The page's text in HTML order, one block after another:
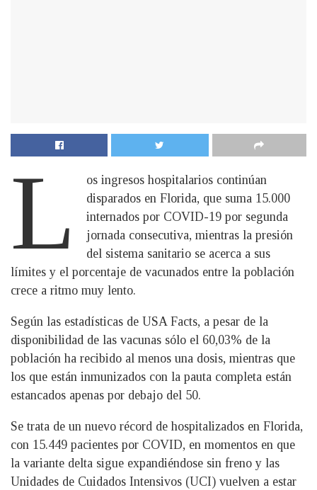
L
os ingresos hospitalarios continúan
disparados en Florida, que suma 15.000
internados por COVID-19 por segunda
jornada consecutiva, mientras la presión
del sistema sanitario se acerca a sus
límites y el porcentaje de vacunados entre la población
crece a ritmo muy lento.
Según las estadísticas de USA Facts, a pesar de la
disponibilidad de las vacunas sólo el 60,03% de la
población ha recibido al menos una dosis, mientras que
los que están inmunizados con la pauta completa están
estancados apenas por debajo del 50.
Se trata de un nuevo récord de hospitalizados en Florida,
con 15.449 pacientes por COVID, en momentos en que
la variante delta sigue expandiéndose sin freno y las
Unidades de Cuidados Intensivos (UCI) vuelven a estar